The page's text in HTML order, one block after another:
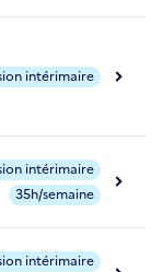
intérimaire
intérimaire
35h/semaine
intérimaire